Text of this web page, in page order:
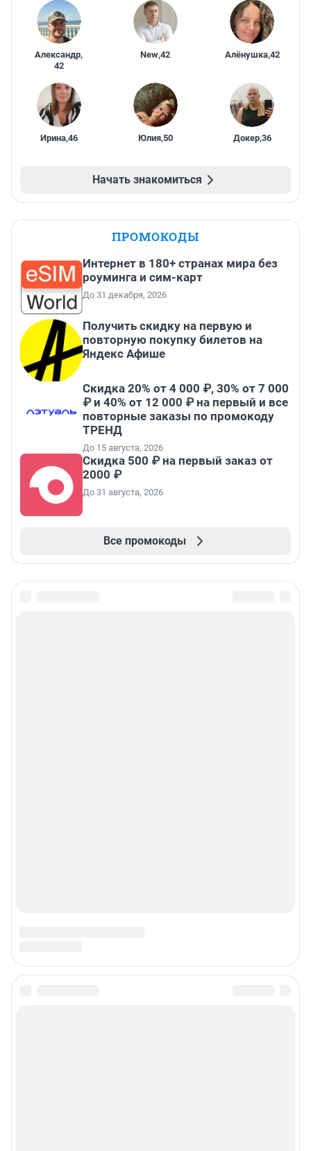
Александр,
42
New,42 Алёнушка,42
Ирина,46 Юлия,50 Докер,36
Начать знакомиться
ПРОМОКОДЫ
Интернет в 180+ странах мира без
роуминга и сим-карт
До 31 декабря, 2026
Получить скидку на первую и
повторную покупку билетов на
Яндекс Афише
Скидка 20% от 4 000 ₽, 30% от 7 000
₽ и 40% от 12 000 ₽ на первый и все
повторные заказы по промокоду
ТРЕНД
До 15 августа, 2026
Скидка 500 ₽ на первый заказ от
2000 ₽
До 31 августа, 2026
Все промокоды